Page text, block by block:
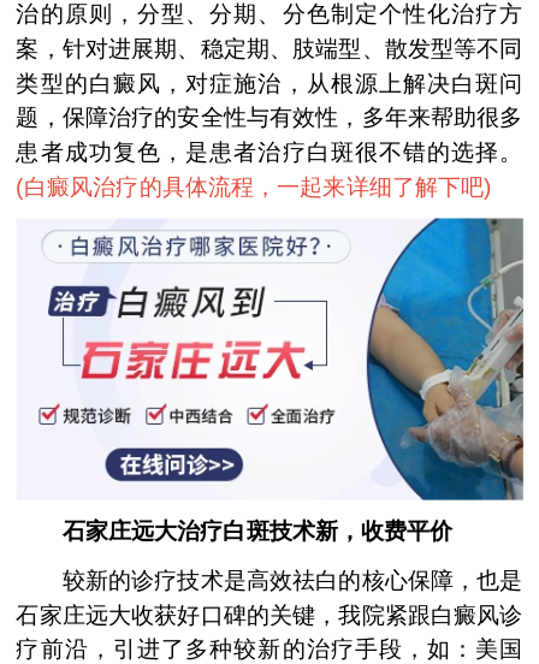
治的原则，分型、分期、分色制定个性化治疗方
案，针对进展期、稳定期、肢端型、散发型等不同
类型的白癜风，对症施治，从根源上解决白斑问
题，保障治疗的安全性与有效性，多年来帮助很多
患者成功复色，是患者治疗白斑很不错的选择。
(白癜风治疗的具体流程，一起来详细了解下吧)
石家庄远大治疗白斑技术新，收费平价
较新的诊疗技术是高效祛白的核心保障，也是
石家庄远大收获好口碑的关键，我院紧跟白癜风诊
疗前沿，引进了多种较新的治疗手段，如：美国